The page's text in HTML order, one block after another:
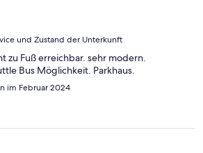
und Zustand der Unterkunft
zu Fuß erreichbar. sehr modern.
Bus Möglichkeit. Parkhaus.
im Februar 2024